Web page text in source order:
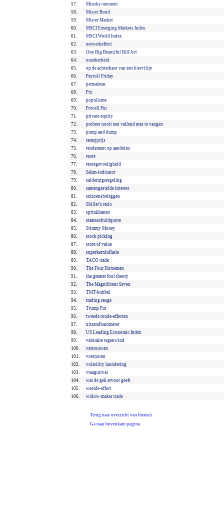
57.
Minsky-moment
58.
Mister Bond
59.
Mister Market
60.
MSCI Emerging Markets Index
61.
MSCI World Index
62.
netwerkeffect
63.
One Big Beautiful Bill Act
64.
onzekerheid
65.
op de achterkant van een bierviltje
66.
Payroll Friday
67.
permabear
68.
Pix
69.
populisme
70.
Powell Put
71.
private equity
72.
probeer nooit een vallend mes te vangen
73.
pump and dump
74.
ramsjprijs
75.
rendement op aandelen
76.
rente
77.
rentegevoeligheid
78.
Sahm-indicator
79.
salderingsregeling
80.
samengestelde interest
81.
seizoensbeleggen
82.
Shiller's ratio
83.
sprinkhanen
84.
staatsschuldquote
85.
Stimmy Money
86.
stock picking
87.
store of value
88.
superkerninflatie
89.
TACO trade
90.
The Four Horsemen
91.
the greater fool theory
92.
The Magnificent Seven
93.
TMT-bubbel
94.
trading range
95.
Trump Put
96.
tweede ronde-effecten
97.
uitzendbarometer
98.
US Leading Economic Index
99.
valutaire tegenwind
100.
vertrouwen
101.
voetnoten
102.
volatility laundering
103.
vraaguitval
104.
wat de gek ervoor geeft
105.
weelde-effect
106.
widow-maker trade
Terug naar overzicht van thema’s
Ga naar bovenkant pagina